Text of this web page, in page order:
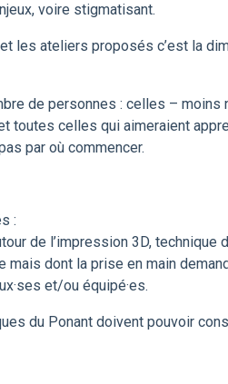
voire stigmatisant.
les ateliers proposés c’est la
de personnes : celles – moins
toutes celles qui aimeraient
par où commencer.
:
de l’impression 3D, technique
dont la prise en main
et/ou équipé·es.
du Ponant doivent pouvoir